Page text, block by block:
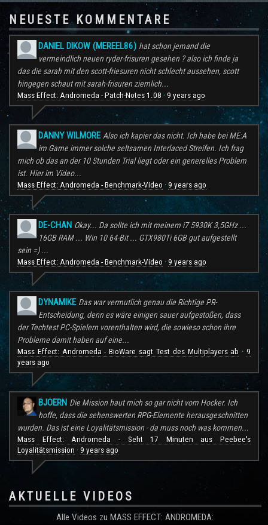
NEUESTE KOMMENTARE
DANIEL DIKOW (MEREEL86) hat schon jemand die
vermeindlich neuen ryder-frisuren gesehen ? also ich finde ja
das die sarah mit den scott-friesuren nicht schlecht aussehen, scott
hingegen schaut mit sarah-frisuren ziemlich...
Mass Effect: Andromeda - Patch-Notes 1.08 · 9 years ago
DANNY WILMORE Also ich kapier das nicht. Ich habe bei ME:A
im Game immer solche seltsamen Interlaced Streifen. Ich frag
mich ob das an der 10 Stunden Trial liegt oder ein generelles Problem
ist. Hier im Video...
Mass Effect: Andromeda - Benchmark-Video · 9 years ago
DE-CHAN Okay... Da sollte ich mit meinem i7 5930K 3,5GHz ...
16GB RAM ... Win 10 64-Bit ... GTX980Ti 6GB gut aufgestellt
sein =) ...
Mass Effect: Andromeda - Benchmark-Video · 9 years ago
DYNAMIKE Das war vermutlich genau die Richtige PR-
Entscheidung, denn es wäre einigen sauer aufgestoßen, dass
der Techtest PC-Spielern vorenthalten wird, die sowieso schon ihre
Probleme damit haben auf eine...
Mass Effect: Andromeda - BioWare sagt Test des Multiplayers ab ·9
years ago
BJOERN Die Mission haut mich so gar nicht vom Hocker. Ich
hoffe, dass die sehenswerten RPG-Elemente herausgeschnitten
wurden. Das ist eine Loyalitätsmission - da muss noch was kommen...
Mass Effect: Andromeda - Seht 17 Minuten aus Peebee's
Loyalitätsmission · 9 years ago
AKTUELLE VIDEOS
Alle Videos zu MASS EFFECT: ANDROMEDA: